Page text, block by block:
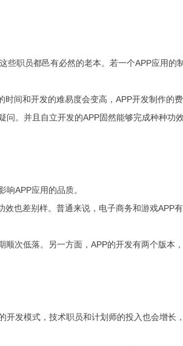
职员都邑有必然的老本。若一个APP应用的
间和开发的难易度会变高，APP开发制作的费
。并且自立开发的APP固然能够完成种种功
APP应用的品质。
也差别样。普通来说，电子商务和游戏APP
次低落。另一方面，APP的开发有两个版本
发模式，技术职员和计划师的投入也会增长